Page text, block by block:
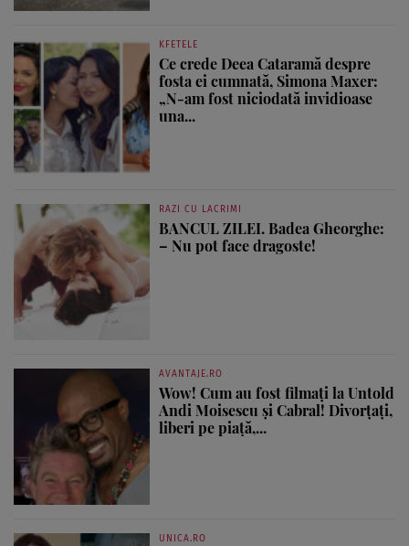
KFETELE
Ce crede Deea Cataramă despre
fosta ei cumnată, Simona Maxer:
„N-am fost niciodată invidioase
una...
RAZI CU LACRIMI
BANCUL ZILEI. Badea Gheorghe:
– Nu pot face dragoste!
AVANTAJE.RO
Wow! Cum au fost filmați la Untold
Andi Moisescu și Cabral! Divorțați,
liberi pe piață,...
UNICA.RO